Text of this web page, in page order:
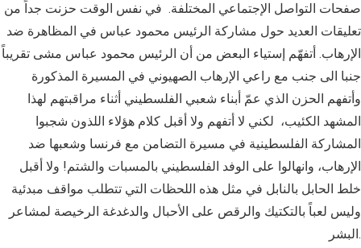
صفحات التواصل الإجتماعي المختلفة. في نفس الوقت حزنت جداً من
تعليقات العديد حول مشاركة الرئيس محمود عباس في المظاهرة ضد
الإرهاب. أتفهّم إستياء البعض من أن الرئيس محمود عباس مشى تقريباً
جنبا الى جنب مع راعي الإرهاب الصهيوني في المسيرة المذكورة
وأتفهم الحزن الذي عمّ أبناء شعبي الفلسطيني أثناء مراقبتهم لهذا
المشهد الكئيب، لكني لا أتفهم ولا أقبل كلام هؤلاء اللذون شجبوا
المشاركة الفلسطينية في مسيرة التضامن مع فرنسا وشعبها ضد
الإرهاب، وانهالوا على الوفد الفلسطيني بالمسبات والشتم! ولا أقبل
خلط الحابل بالنابل في مثل هذه اللحظات التي تتطلب مواقف مبدئية
وليس لعباً بالتكتيك والرقص على الأحبال والدغدغة الرخيصة لمشاعر
البشر.